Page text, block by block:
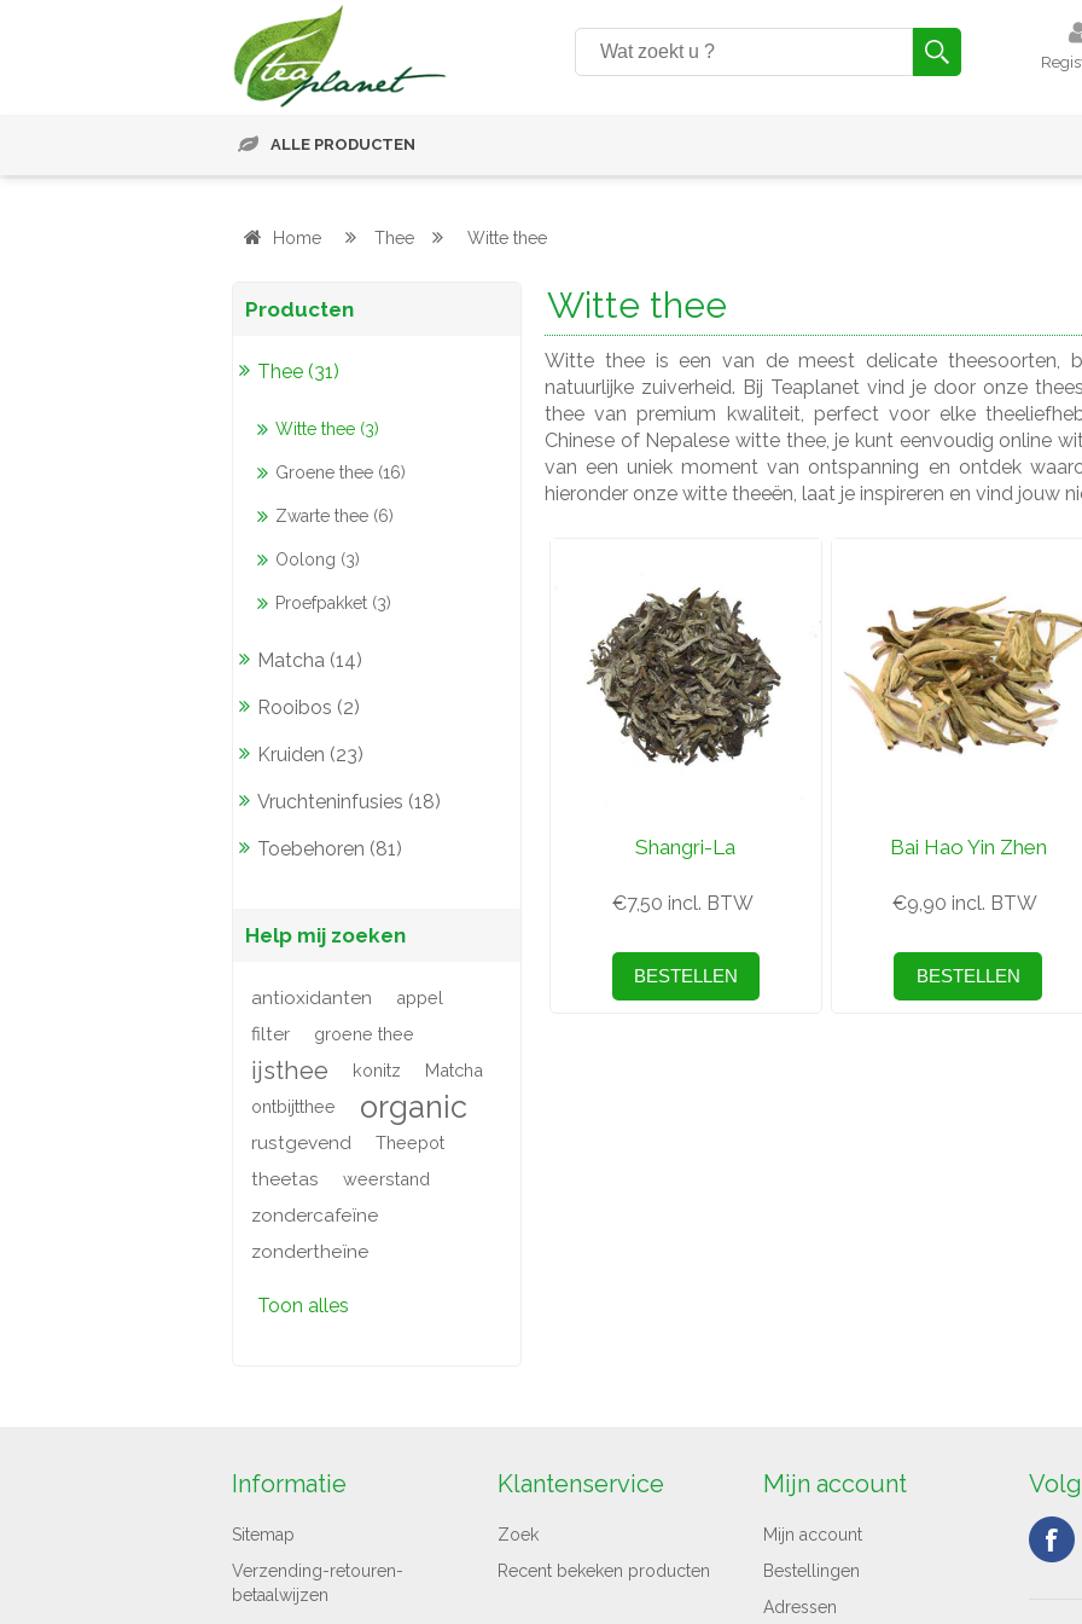
ALLE PRODUCTEN
Home Thee Witte thee
Witte thee
Witte thee is een van de meest delicate theesoorten,
natuurlijke zuiverheid. Bij Teaplanet vind je door onze
thee van premium kwaliteit, perfect voor elke
Chinese of Nepalese witte thee, je kunt eenvoudig online
van een uniek moment van ontspanning en ontdek
hieronder onze witte theeën, laat je inspireren en vind jouw
Shangri-La
€7,50 incl. BTW
Bai Hao Yin Zhen
€9,90 incl. BTW
Producten
Thee (31)
Witte thee (3)
Groene thee (16)
Zwarte thee (6)
Oolong (3)
Proefpakket (3)
Matcha (14)
Rooibos (2)
Kruiden (23)
Vruchteninfusies (18)
Toebehoren (81)
Help mij zoeken
antioxidanten appel
filter groene thee
ijsthee konitz
Matcha
ontbijtthee
organic
rustgevend Theepot
theetas weerstand
zondercafeïne
zondertheïne
Toon alles
Informatie
Sitemap
Verzending-retouren-
betaalwijzen
Klantenservice
Zoek
Recent bekeken producten
Mijn account
Mijn account
Bestellingen
Adressen